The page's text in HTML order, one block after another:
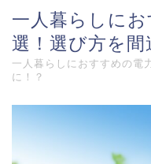
一人暮らしに
選！選び方を間
一人暮らしにおすすめの電
に！？